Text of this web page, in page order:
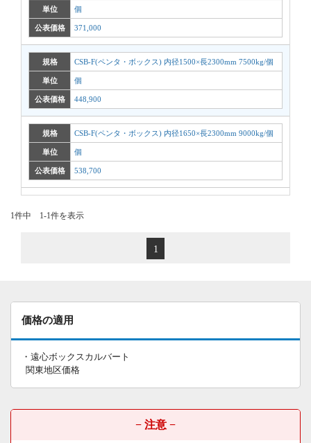
単位 個
公表価格 371,000
規格 CSB-F(ペンタ・ボックス) 内径1500×長2300mm 7500kg/個
単位 個
公表価格 448,900
規格 CSB-F(ペンタ・ボックス) 内径1650×長2300mm 9000kg/個
単位 個
公表価格 538,700
1件中 1-1件を表示
1
価格の適用
・遠心ボックスカルバート
関東地区価格
− 注意 −